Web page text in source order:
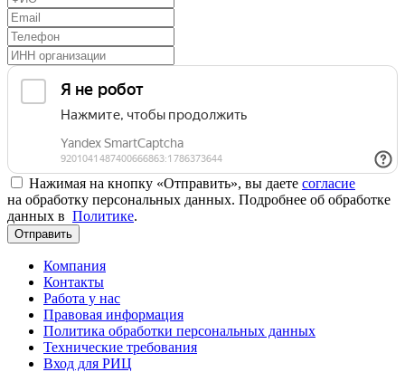
Нажимая на кнопку «Отправить», вы даете согласие
на обработку персональных данных. Подробнее об обработке
данных в Политике.
Отправить
Компания
Контакты
Работа у нас
Правовая информация
Политика обработки персональных данных
Технические требования
Вход для РИЦ